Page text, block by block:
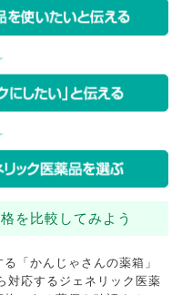
を比較してみよう
「かんじゃさんの薬箱」
対応するジェネリック医薬